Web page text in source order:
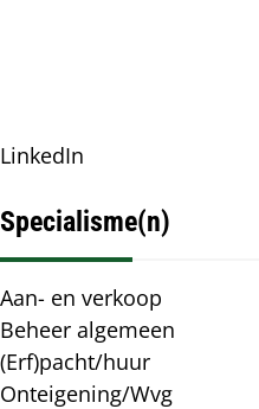
LinkedIn
Specialisme(n)
Specialisme(n)
Aan- en verkoop
Beheer algemeen
(Erf)pacht/huur
Onteigening/Wvg